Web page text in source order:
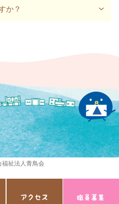
か？
アクセス 職員募集
祉法人青鳥会